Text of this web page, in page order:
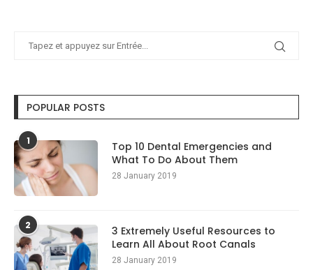
POPULAR POSTS
1
Top 10 Dental Emergencies and
What To Do About Them
28 January 2019
2
3 Extremely Useful Resources to
Learn All About Root Canals
28 January 2019